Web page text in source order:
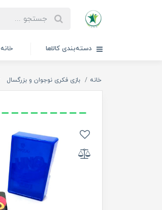
دسته‌بندی کالاها خانه
خانه بازی فکری نوجوان و بزرگسال